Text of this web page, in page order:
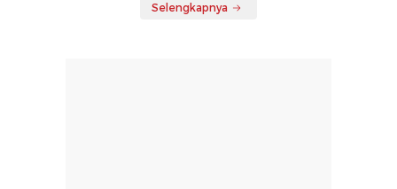
Selengkapnya